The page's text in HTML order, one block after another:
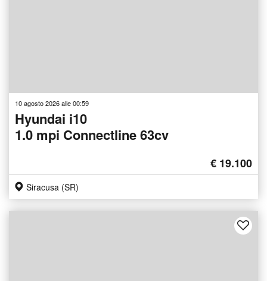
10 agosto 2026 alle 00:59
Hyundai i10
1.0 mpi Connectline 63cv
€ 19.100
Siracusa (SR)